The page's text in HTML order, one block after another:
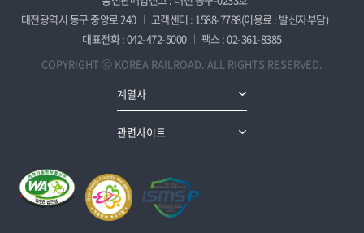
대전광역시 동구 중앙로 240
고객센터 : 1588-7788(이용료 : 발신자부담)
대표전화 : 042-472-5000
팩스 : 02-361-8385
COPYRIGHT ⓒ KOREA RAILROAD. ALL RIGHTS RESERVED.
계열사
관련사이트